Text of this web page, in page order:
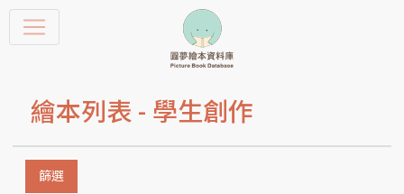
繪本列表 - 學生創作
篩選